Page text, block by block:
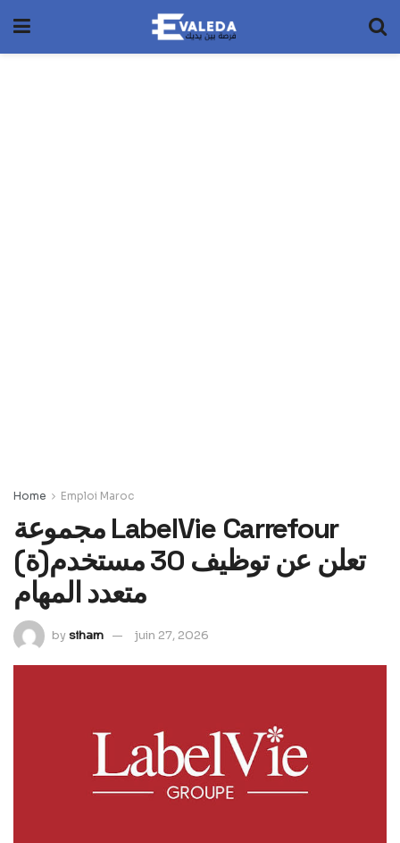
Home Emploi Maroc
مجموعة LabelVie Carrefour
تعلن عن توظيف 30 مستخدم(ة)
متعدد المهام
bysiham juin 27, 2026